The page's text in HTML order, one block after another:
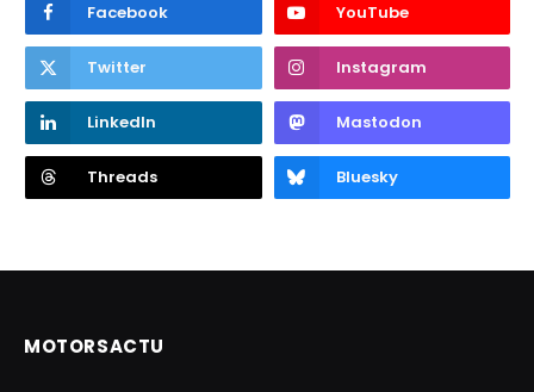
Facebook YouTube
Twitter Instagram
LinkedIn Mastodon
Threads Bluesky
MOTORSACTU